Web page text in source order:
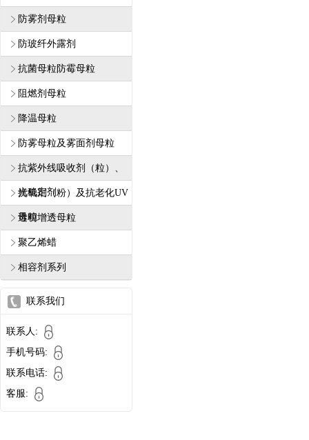
防雾剂母粒
防玻纤外露剂
抗菌母粒防霉母粒
阻燃剂母粒
降温母粒
防雾母粒及雾面剂母粒
抗紫外线吸收剂（粒）、
光稳定剂
抗氧剂（粉）及抗老化UV
母粒
透明增透母粒
聚乙烯蜡
相容剂系列
联系我们
联系人:
手机号码:
联系电话:
客服: